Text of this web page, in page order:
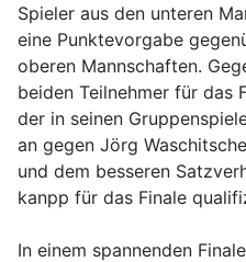
Spieler aus den unteren
eine Punktevorgabe
oberen Mannschaften.
beiden Teilnehmer für das
der in seinen
an gegen Jörg
und dem besseren
kanpp für das Finale
In einem spannenden